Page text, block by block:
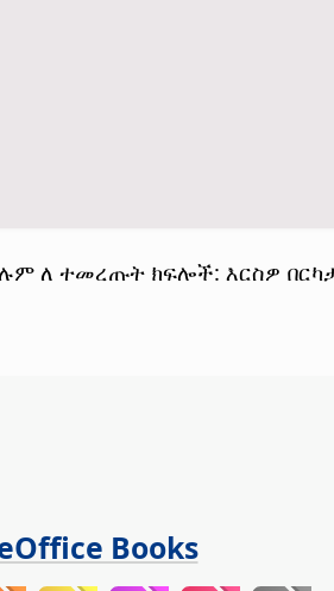
ለ ተመረጡት ክፍሎች: እርስዎ
Books